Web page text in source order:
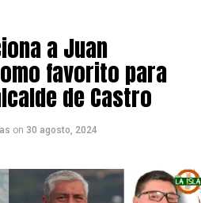
a Juan
favorito para
de Castro
on 30 agosto, 2024